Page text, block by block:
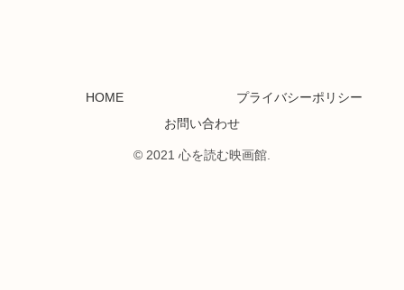
HOME
プライバシーポリシー
お問い合わせ
© 2021 心を読む映画館.